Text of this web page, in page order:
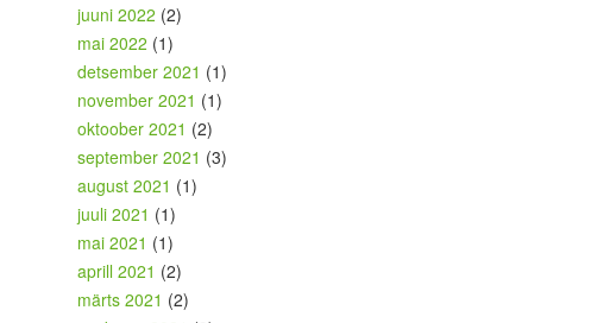
juuni 2022 (2)
mai 2022 (1)
detsember 2021 (1)
november 2021 (1)
oktoober 2021 (2)
september 2021 (3)
august 2021 (1)
juuli 2021 (1)
mai 2021 (1)
aprill 2021 (2)
märts 2021 (2)